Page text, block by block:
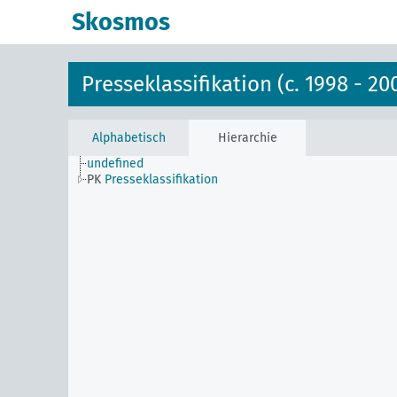
Skosmos
Presseklassifikation (c. 1998 -
Alphabetisch
Hierarchie
undefined
PK Presseklassifikation